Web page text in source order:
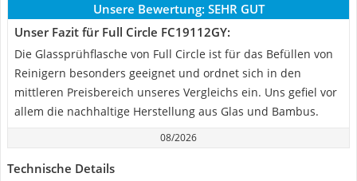
Unsere Bewertung: SEHR GUT
Unser Fazit für Full Circle FC19112GY:
Die Glassprühflasche von Full Circle ist für das Befüllen von
Reinigern besonders geeignet und ordnet sich in den
mittleren Preisbereich unseres Vergleichs ein. Uns gefiel vor
allem die nachhaltige Herstellung aus Glas und Bambus.
08/2026
Technische Details